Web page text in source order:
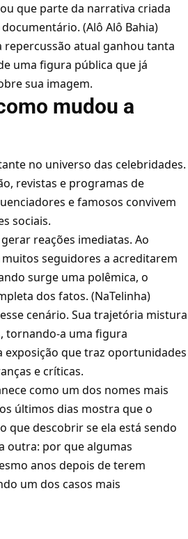
que parte da narrativa criada
(Alô Alô Bahia)
repercussão atual ganhou tanta
uma figura pública que já
sua imagem.
mudou a
no universo das celebridades.
revistas e programas de
e famosos convivem
sociais.
reações imediatas. Ao
seguidores a acreditarem
surge uma polêmica, o
dos fatos. (NaTelinha)
cenário. Sua trajetória mistura
tornando-a uma figura
que traz oportunidades
e críticas.
como um dos nomes mais
últimos dias mostra que o
que descobrir se ela está sendo
outra: por que algumas
anos depois de terem
um dos casos mais